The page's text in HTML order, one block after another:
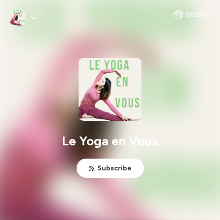
Le Yoga en Vous
Subscribe